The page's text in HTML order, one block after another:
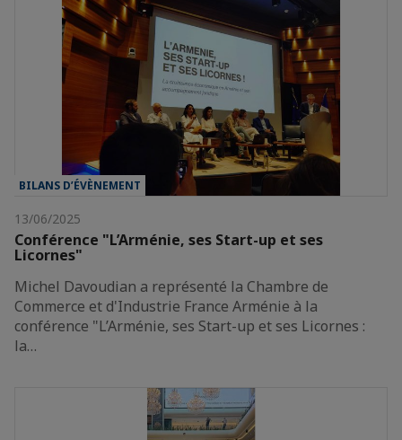
BILANS D’ÉVÈNEMENT
13/06/2025
Conférence "L’Arménie, ses Start-up et ses
Licornes"
Michel Davoudian a représenté la Chambre de
Commerce et d'Industrie France Arménie à la
conférence "L’Arménie, ses Start-up et ses Licornes :
la…